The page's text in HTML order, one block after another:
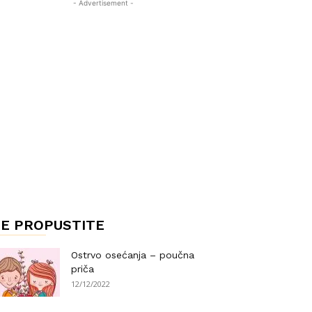
- Advertisement -
PROPUSTITE
Ostrvo osećanja – poučna
priča
12/12/2022